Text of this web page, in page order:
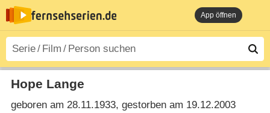
App öffnen
Hope Lange
geboren am 28.11.1933, gestorben am 19.12.2003